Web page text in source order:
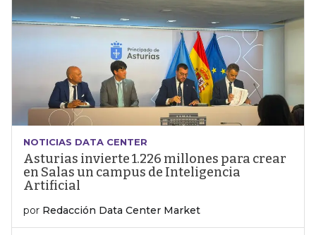
NOTICIAS DATA CENTER
Asturias invierte 1.226 millones para crear
en Salas un campus de Inteligencia
Artificial
por Redacción Data Center Market